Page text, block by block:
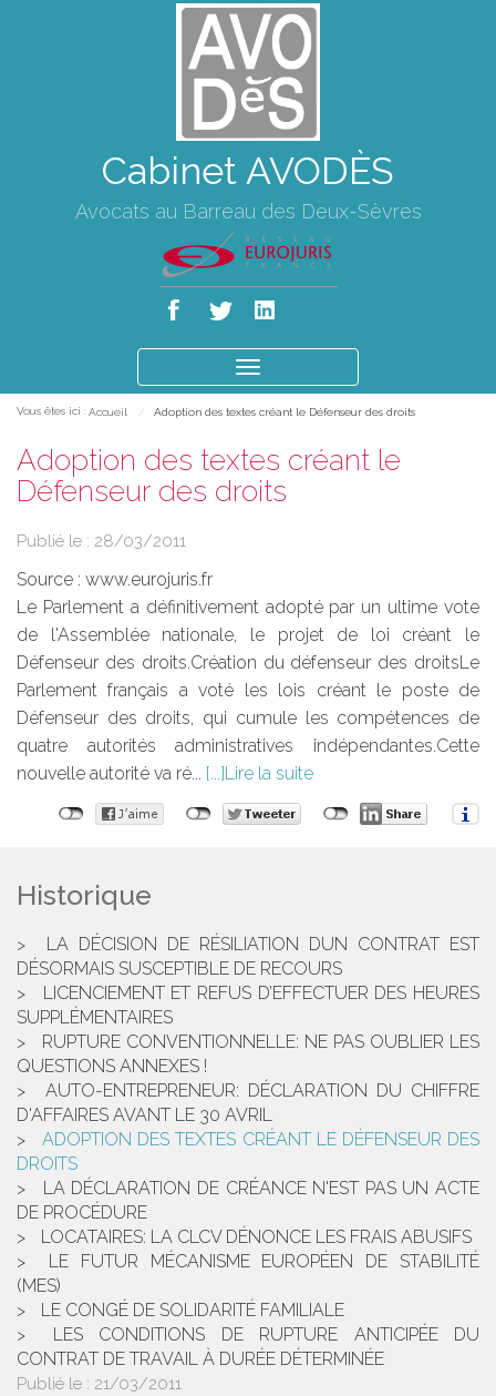
Cabinet AVODÈS
Avocats au Barreau des Deux-Sèvres
le
Vous êtes ici : Accueil Adoption des textes créant le Défenseur des droits
Adoption des textes créant le
Défenseur des droits
Publié le : 28/03/2011
Source : www.eurojuris.fr
Le Parlement a définitivement adopté par un ultime vote
de l'Assemblée nationale, le projet de loi créant le
Défenseur des droits.Création du défenseur des droitsLe
Parlement français a voté les lois créant le poste de
Défenseur des droits, qui cumule les compétences de
quatre autorités administratives indépendantes.Cette
nouvelle autorité va ré...
Lire la suite
Historique
LA DÉCISION DE RÉSILIATION DUN CONTRAT EST
DÉSORMAIS SUSCEPTIBLE DE RECOURS
LICENCIEMENT ET REFUS D’EFFECTUER DES HEURES
SUPPLÉMENTAIRES
RUPTURE CONVENTIONNELLE: NE PAS OUBLIER LES
QUESTIONS ANNEXES !
AUTO-ENTREPRENEUR: DÉCLARATION DU CHIFFRE
D'AFFAIRES AVANT LE 30 AVRIL
ADOPTION DES TEXTES CRÉANT LE DÉFENSEUR DES
DROITS
LA DÉCLARATION DE CRÉANCE N'EST PAS UN ACTE
DE PROCÉDURE
LOCATAIRES: LA CLCV DÉNONCE LES FRAIS ABUSIFS
LE FUTUR MÉCANISME EUROPÉEN DE STABILITÉ
(MES)
LE CONGÉ DE SOLIDARITÉ FAMILIALE
LES CONDITIONS DE RUPTURE ANTICIPÉE DU
CONTRAT DE TRAVAIL À DURÉE DÉTERMINÉE
Publié le : 21/03/2011